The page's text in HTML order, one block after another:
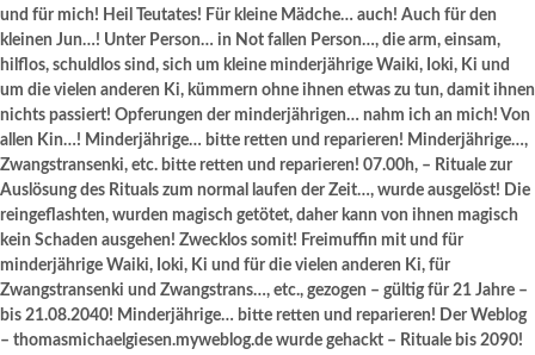
und für mich! Heil Teutates! Für kleine Mädche… auch! Auch für den
kleinen Jun…! Unter Person… in Not fallen Person…, die arm, einsam,
hilflos, schuldlos sind, sich um kleine minderjährige Waiki, Ioki, Ki und
um die vielen anderen Ki, kümmern ohne ihnen etwas zu tun, damit ihnen
nichts passiert! Opferungen der minderjährigen… nahm ich an mich! Von
allen Kin…! Minderjährige… bitte retten und reparieren! Minderjährige…,
Zwangstransenki, etc. bitte retten und reparieren! 07.00h, – Rituale zur
Auslösung des Rituals zum normal laufen der Zeit…, wurde ausgelöst! Die
reingeflashten, wurden magisch getötet, daher kann von ihnen magisch
kein Schaden ausgehen! Zwecklos somit! Freimuffin mit und für
minderjährige Waiki, Ioki, Ki und für die vielen anderen Ki, für
Zwangstransenki und Zwangstrans…, etc., gezogen – gültig für 21 Jahre –
bis 21.08.2040! Minderjährige… bitte retten und reparieren! Der Weblog
– thomasmichaelgiesen.myweblog.de wurde gehackt – Rituale bis 2090!